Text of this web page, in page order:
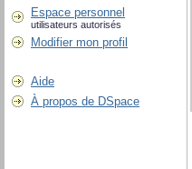
Espace personnel
utilisateurs autorisés
Modifier mon profil
Aide
À propos de DSpace